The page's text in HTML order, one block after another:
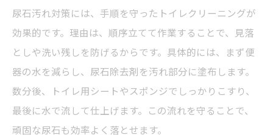
尿石汚れ対策には、手順を守ったトイレクリーニングが
効果的です。理由は、順序立てて作業することで、見落
としや洗い残しを防げるからです。具体的には、まず便
器の水を減らし、尿石除去剤を汚れ部分に塗布します。
数分後、トイレ用シートやスポンジでしっかりこすり、
最後に水で流して仕上げます。この流れを守ることで、
頑固な尿石も効率よく落とせます。